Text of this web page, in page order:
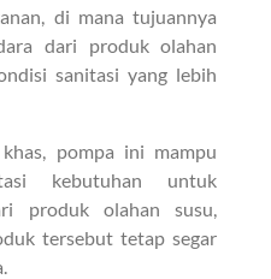
di mana tujuannya
dari produk olahan
sanitasi yang lebih
pompa ini mampu
kebutuhan untuk
produk olahan susu,
tersebut tetap segar